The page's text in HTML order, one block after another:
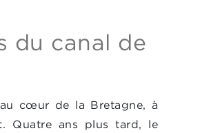
du canal de
cœur de la Bretagne, à
Quatre ans plus tard, le